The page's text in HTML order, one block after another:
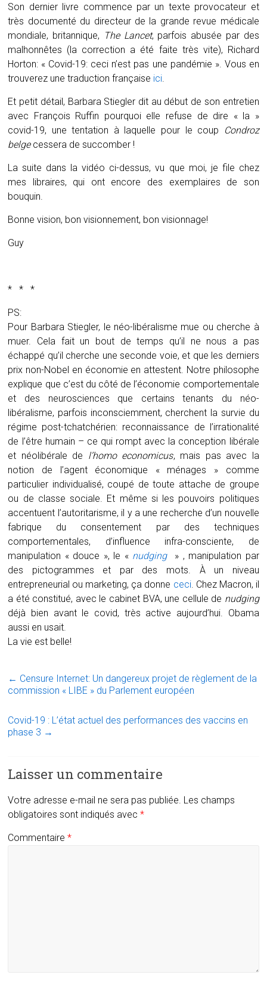
Son dernier livre commence par un texte provocateur et
très documenté du directeur de la grande revue médicale
mondiale, britannique, The Lancet, parfois abusée par des
malhonnêtes (la correction a été faite très vite), Richard
Horton: « Covid-19: ceci n’est pas une pandémie ». Vous en
trouverez une traduction française ici.
Et petit détail, Barbara Stiegler dit au début de son entretien
avec François Ruffin pourquoi elle refuse de dire « la »
covid-19, une tentation à laquelle pour le coup
Condroz
belgecessera de succomber !
La suite dans la vidéo ci-dessus, vu que moi, je file chez
mes libraires, qui ont encore des exemplaires de son
bouquin.
Bonne vision, bon visionnement, bon visionnage!
Guy
* * *
PS:
Pour Barbara Stiegler, le néo-libéralisme mue ou cherche à
muer. Cela fait un bout de temps qu’il ne nous a pas
échappé qu’il cherche une seconde voie, et que les derniers
prix non-Nobel en économie en attestent. Notre philosophe
explique que c’est du côté de l’économie comportementale
et des neurosciences que certains tenants du néo-
libéralisme, parfois inconsciemment, cherchent la survie du
régime post-tchatchérien: reconnaissance de l’irrationalité
de l’être humain – ce qui rompt avec la conception libérale
et néolibérale de l’homo economicus, mais pas avec la
notion de l’agent économique « ménages » comme
particulier individualisé, coupé de toute attache de groupe
ou de classe sociale. Et même si les pouvoirs politiques
accentuent l’autoritarisme, il y a une recherche d’un nouvelle
fabrique du consentement par des techniques
comportementales, d’influence infra-consciente, de
manipulation « douce », le « nudging» , manipulation par
des pictogrammes et par des mots. À un niveau
entrepreneurial ou marketing, ça donne ceci. Chez Macron, il
a été constitué, avec le cabinet BVA, une cellule de nudging
déjà bien avant le covid, très active aujourd’hui. Obama
aussi en usait.
La vie est belle!
← Censure Internet: Un dangereux projet de règlement de la
commission « LIBE » du Parlement européen
Covid-19 : L’état actuel des performances des vaccins en
phase 3 →
Laisser un commentaire
Votre adresse e-mail ne sera pas publiée. Les champs
obligatoires sont indiqués avec*
Commentaire*